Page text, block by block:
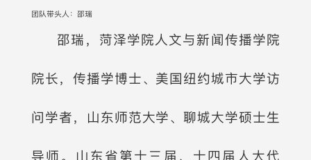
团队带头人：邵瑞
邵瑞，菏泽学院人文与新闻传播学院
院长，传播学博士、美国纽约城市大学访
问学者，山东师范大学、聊城大学硕士生
导师。山东省第十三届、十四届人大代